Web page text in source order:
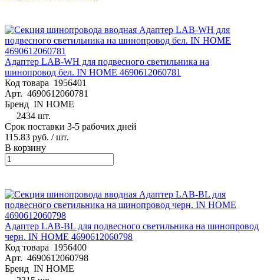
Адаптер LAB-WH для подвесного светильника на
шинопровод бел. IN HOME 4690612060781
Код товара 1956401
Арт. 4690612060781
Бренд IN HOME
2434 шт.
Срок поставки 3-5 рабочих дней
115.83 руб. / шт.
В корзину
Адаптер LAB-BL для подвесного светильника на шинопровод
черн. IN HOME 4690612060798
Код товара 1956400
Арт. 4690612060798
Бренд IN HOME